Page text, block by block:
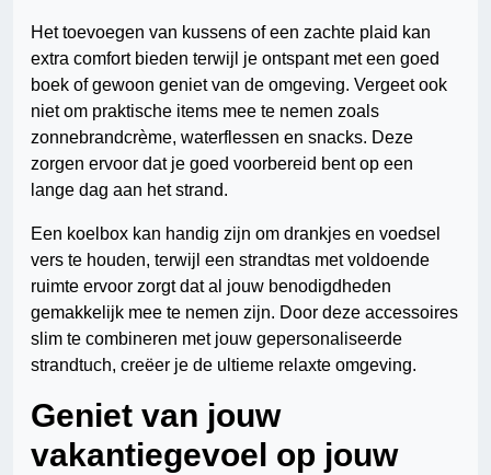
Het toevoegen van kussens of een zachte plaid kan
extra comfort bieden terwijl je ontspant met een goed
boek of gewoon geniet van de omgeving. Vergeet ook
niet om praktische items mee te nemen zoals
zonnebrandcrème, waterflessen en snacks. Deze
zorgen ervoor dat je goed voorbereid bent op een
lange dag aan het strand.
Een koelbox kan handig zijn om drankjes en voedsel
vers te houden, terwijl een strandtas met voldoende
ruimte ervoor zorgt dat al jouw benodigdheden
gemakkelijk mee te nemen zijn. Door deze accessoires
slim te combineren met jouw gepersonaliseerde
strandtuch, creëer je de ultieme relaxte omgeving.
Geniet van jouw
vakantiegevoel op jouw